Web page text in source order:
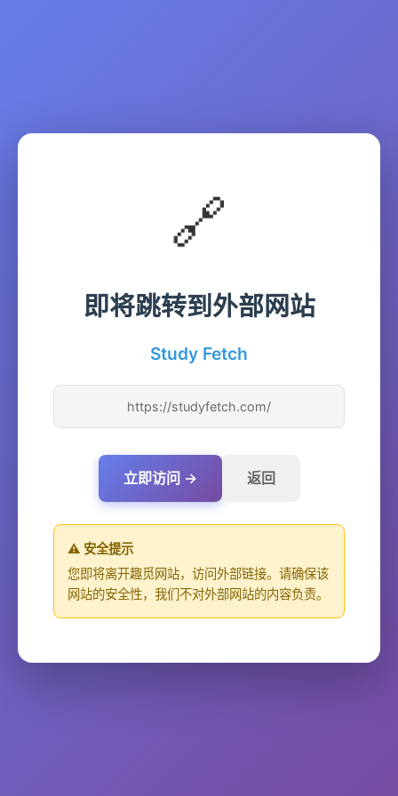
🔗
即将跳转到外部网站
Study Fetch
https://studyfetch.com/
立即访问 → 返回
⚠️ 安全提示
您即将离开趣觅网站，访问外部链接。请确保该
网站的安全性，我们不对外部网站的内容负责。